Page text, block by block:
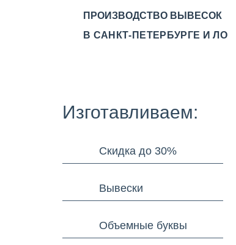
ПРОИЗВОДСТВО ВЫВЕСОК
В САНКТ-ПЕТЕРБУРГЕ И ЛО
Изготавливаем:
Скидка до 30%
Вывески
Объемные буквы